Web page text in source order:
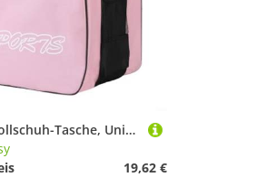
Oniissy Rollschuh-Tasche, Unisex, Schlittschuh-Tasche, atmungsaktives Oxford-Gewebe, Aufbewahrungstasche für Kinder, Herren, Damen, Erwachsene
19,62 €